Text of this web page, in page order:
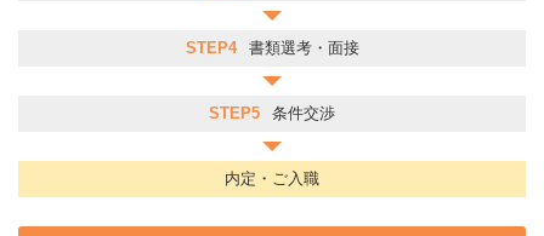
STEP4 書類選考・面接
STEP5 条件交渉
内定・ご入職